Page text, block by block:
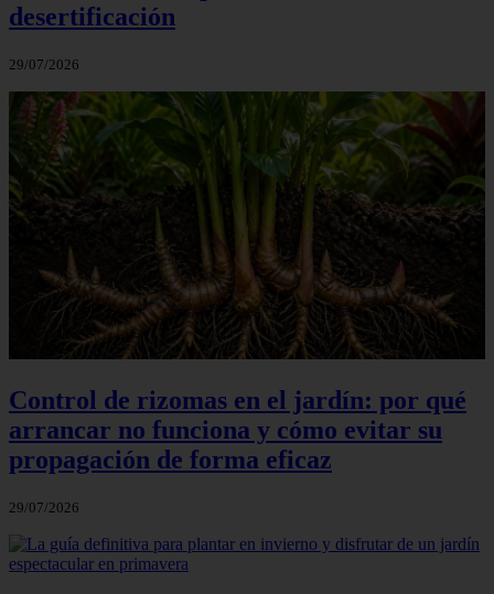
desertificación
29/07/2026
Control de rizomas en el jardín: por qué
arrancar no funciona y cómo evitar su
propagación de forma eficaz
29/07/2026